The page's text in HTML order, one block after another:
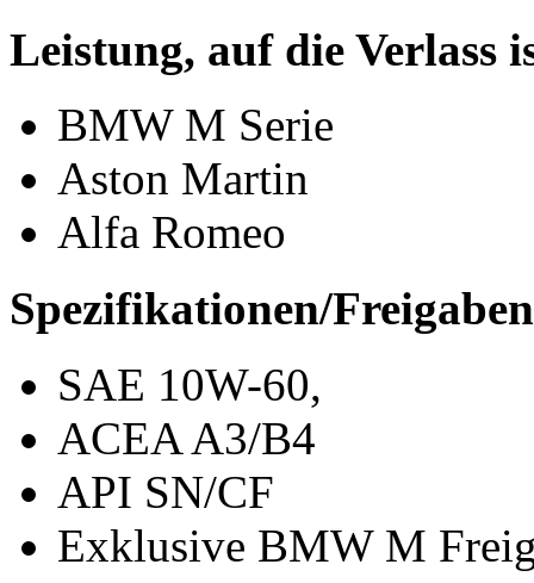
Leistung, auf die Verlass
BMW M Serie
Aston Martin
Alfa Romeo
Spezifikationen/Freigaben
SAE 10W-60,
ACEA A3/B4
API SN/CF
Exklusive BMW M